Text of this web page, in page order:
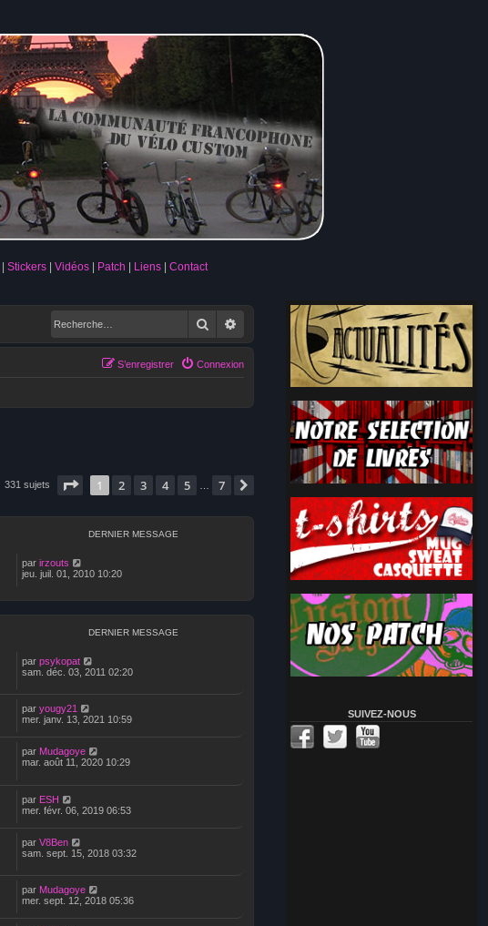
Stickers Vidéos Patch Liens Contact
SUIVEZ-NOUS
RechercherRecherche avancée
Connexion
S’enregistrer
331 sujets Page sur 7
1 2 3 4 5 7 Suivante
DERNIER MESSAGE
par irzouts
jeu. juil. 01, 2010 10:20
DERNIER MESSAGE
par psykopat
sam. déc. 03, 2011 02:20
par yougy21
mer. janv. 13, 2021 10:59
par Mudagoye
mar. août 11, 2020 10:29
par ESH
mer. févr. 06, 2019 06:53
par V8Ben
sam. sept. 15, 2018 03:32
par Mudagoye
mer. sept. 12, 2018 05:36